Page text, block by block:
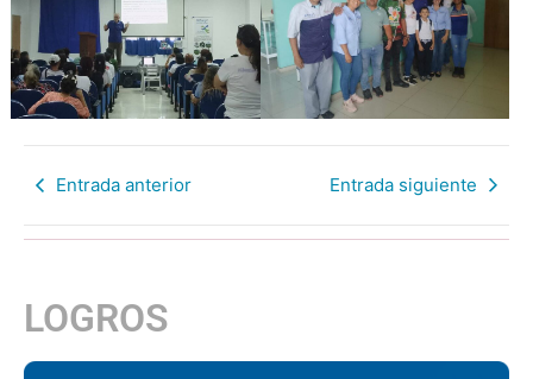
Entrada anterior Entrada siguiente
LOGROS